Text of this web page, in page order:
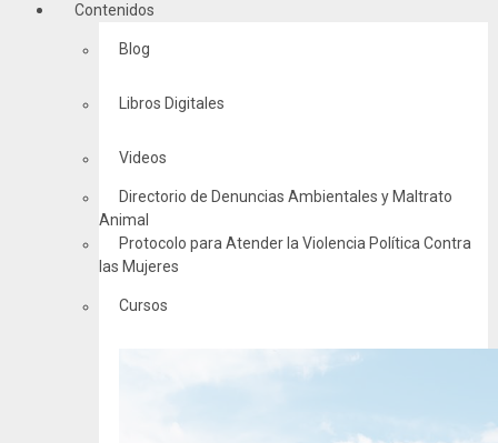
Contenidos
Blog
Libros Digitales
Videos
Directorio de Denuncias Ambientales y Maltrato
Animal
Protocolo para Atender la Violencia Política Contra
las Mujeres
Cursos